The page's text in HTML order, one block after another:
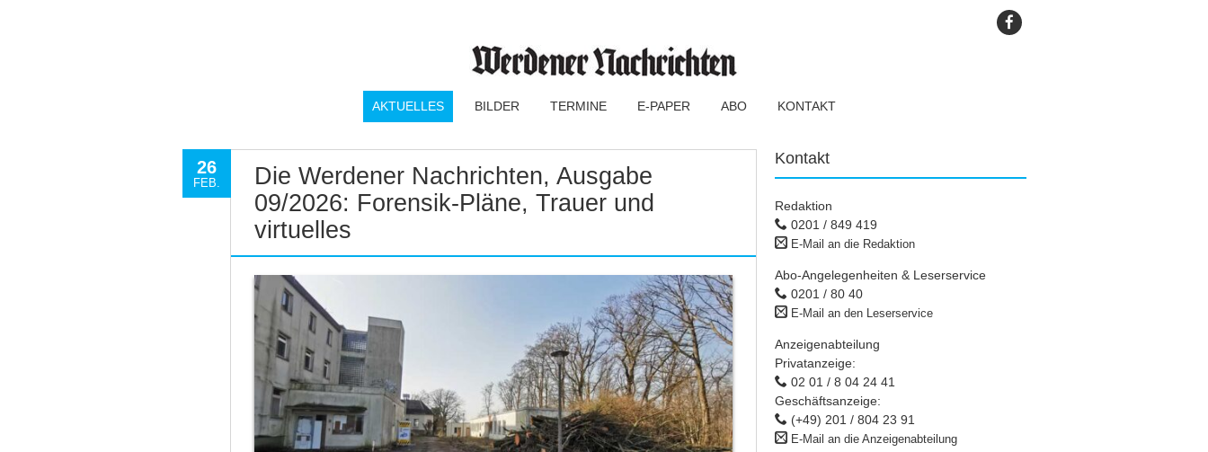
AKTUELLES BILDER TERMINE E-PAPER ABO KONTAKT
26
FEB.
Die Werdener Nachrichten, Ausgabe
09/2026: Forensik-Pläne, Trauer und
virtuelles
Kontakt
Redaktion
0201 / 849 419
E-Mail an die Redaktion
Abo-Angelegenheiten & Leserservice
0201 / 80 40
E-Mail an den Leserservice
Anzeigenabteilung
Privatanzeige:
02 01 / 8 04 24 41
Geschäftsanzeige:
(+49) 201 / 804 23 91
E-Mail an die Anzeigenabteilung